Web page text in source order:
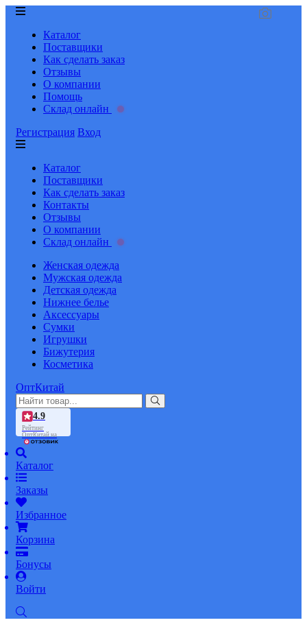
Каталог
Поставщики
Как сделать заказ
Отзывы
О компании
Помощь
Склад онлайн
Регистрация Вход
Каталог
Поставщики
Как сделать заказ
Контакты
Отзывы
О компании
Склад онлайн
Женская одежда
Мужская одежда
Детская одежда
Нижнее белье
Аксессуары
Сумки
Игрушки
Бижутерия
Косметика
ОптКитай
4.9
Рейтинг
ОптКитай на
Каталог
Заказы
Избранное
Корзина
Бонусы
Войти